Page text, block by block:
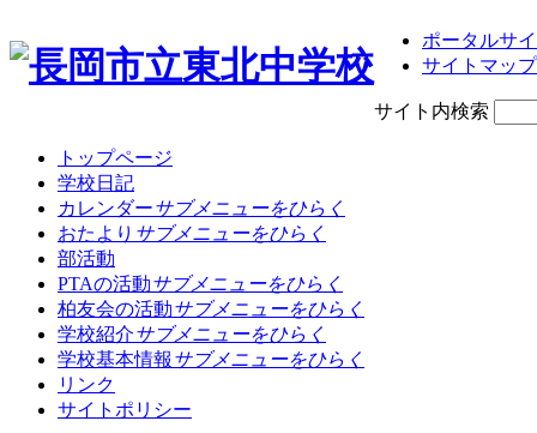
ポータルサ
サイトマップ
サイト内検索
トップページ
学校日記
カレンダーサブメニューをひらく
おたより サブメニューをひらく
部活動
PTAの活動サブメニューをひらく
柏友会の活動サブメニューをひらく
学校紹介サブメニューをひらく
学校基本情報 サブメニューをひらく
リンク
サイトポリシー